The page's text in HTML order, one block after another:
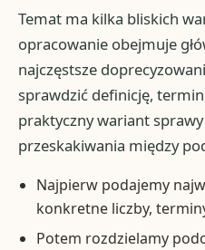
Temat ma kilka bliskich
opracowanie obejmuje
najczęstsze
sprawdzić definicję,
praktyczny wariant
przeskakiwania między
Najpierw podajemy
konkretne liczby,
Potem rozdzielamy